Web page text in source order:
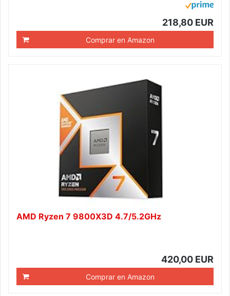
218,80 EUR
Comprar en Amazon
AMD Ryzen 7 9800X3D 4.7/5.2GHz
420,00 EUR
Comprar en Amazon